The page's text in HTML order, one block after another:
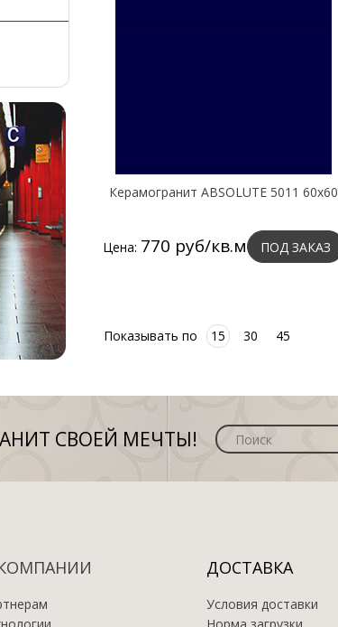
Керамогранит ABSOLUTE 5011 60х60
Цена: 770 руб/кв.м ПОД ЗАКАЗ
Показывать по 15 30 45
СВОЕЙ МЕЧТЫ!
ДОСТАВКА
Условия доставки